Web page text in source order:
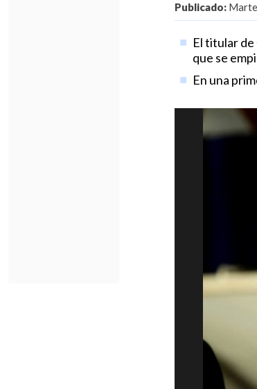
Publicado:
El titular
que se
En una